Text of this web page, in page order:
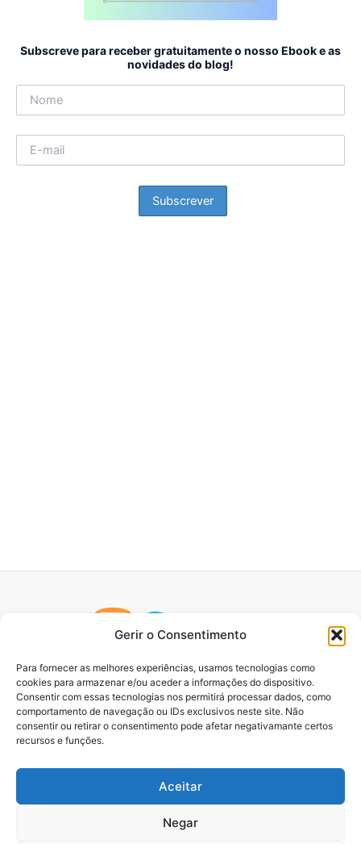
Gerir o Consentimento
Para fornecer as melhores experiências, usamos tecnologias como
cookies para armazenar e/ou aceder a informações do dispositivo.
Consentir com essas tecnologias nos permitirá processar dados, como
comportamento de navegação ou IDs exclusivos neste site. Não
consentir ou retirar o consentimento pode afetar negativamante certos
recursos e funções.
Aceitar
Negar
Subscreve para receber gratuitamente o nosso Ebook e as
novidades do blog!